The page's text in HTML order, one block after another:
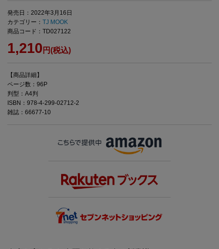
発売日：2022年3月16日
カテゴリー： TJ MOOK
商品コード：TD027122
1,210 円(税込)
【商品詳細】
ページ数：96P
判型：A4判
ISBN：978-4-299-02712-2
雑誌：66677-10